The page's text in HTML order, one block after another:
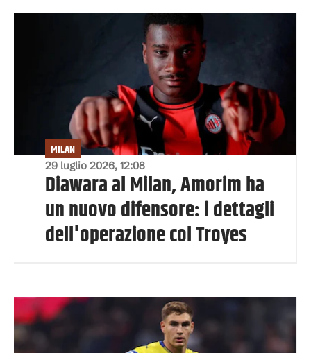
29 luglio 2026, 12:08
MILAN
Diawara al Milan, Amorim ha
un nuovo difensore: i dettagli
dell'operazione col Troyes